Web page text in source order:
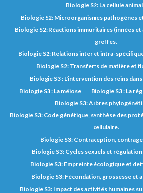
Biologie S2: La cellule
Biologie S2: Microorganismes pathogènes
Biologie S2: Réactions immunitaires (innées et
greffes.
Biologie S2: Relations inter et intra-
Biologie S2: Transferts de matière et
Biologie S3 : L'intervention des reins
Biologie S3 : La méiose
Biologie S3 : La
Biologie S3: Arbres
Biologie S3: Code génétique, synthèse des
cellulaire.
Biologie S3: Contraception,
Biologie S3: Cycles sexuels et
Biologie S3: Empreinte écologique et
Biologie S3: Fécondation, grossesse et
Biologie S3: Impact des activités humaines